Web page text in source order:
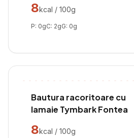
8kcal / 100g
P: 0gC: 2gG: 0g
Bautura racoritoare cu
lamaie Tymbark Fontea
8kcal / 100g